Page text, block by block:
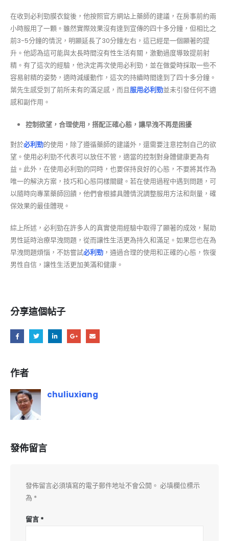
在收到必利勁膜衣錠後，他按照官方網站上藥師的建議，在房事前約兩
小時服用了一顆。雖然實際效果沒有達到宣傳的四十多分鐘，但相比之
前3-5分鐘的情況，明顯延長了30分鐘左右，這已經是一個顯著的提
升。他認為這可能與太長時間沒有性生活有關，激動過度導致提前射
精。有了這次的經驗，他決定再次使用必利勁，並在做愛時採取一些不
容易射精的姿勢，適時減緩動作，這次的持續時間達到了四十多分鐘。
葉先生感受到了前所未有的滿足感，而且服用必利勁並未引發任何不適
感和副作用。
控制欲望，合理使用，搭配正確心態，讓早洩不再是困擾
對於必利勁的使用，除了遵循藥師的建議外，還需要注意控制自己的欲
望。使用必利勁不代表可以放任不管，適當的控制對身體健康更為有
益。此外，在使用必利勁的同時，也要保持良好的心態，不要將其作為
唯一的解決方案，技巧和心態同樣關鍵。若在使用過程中遇到問題，可
以隨時向專業藥師回饋，他們會根據具體情況調整服用方法和劑量，確
保效果的最佳體現。
綜上所述，必利勁在許多人的真實使用經驗中取得了顯著的成效，幫助
男性延時治療早洩問題，從而讓性生活更為持久和滿足。如果您也在為
早洩問題煩惱，不妨嘗試必利勁 ，通過合理的使用和正確的心態，恢復
男性自信，讓性生活更加美滿和健康。
分享這個帖子
作者
chuliuxiang
發佈留言
發佈留言必須填寫的電子郵件地址不會公開。 必填欄位標示
為 *
留言 *